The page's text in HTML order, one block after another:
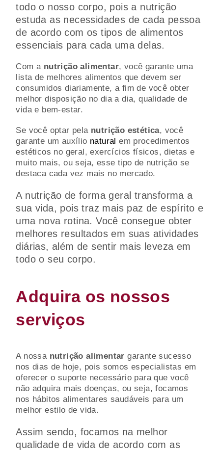
todo o nosso corpo, pois a nutrição
estuda as necessidades de cada pessoa
de acordo com os tipos de alimentos
essenciais para cada uma delas.
Com a nutrição alimentar, você garante uma
lista de melhores alimentos que devem ser
consumidos diariamente, a fim de você obter
melhor disposição no dia a dia, qualidade de
vida e bem-estar.
Se você optar pela nutrição estética, você
garante um auxílio natural em procedimentos
estéticos no geral, exercícios físicos, dietas e
muito mais, ou seja, esse tipo de nutrição se
destaca cada vez mais no mercado.
A nutrição de forma geral transforma a
sua vida, pois traz mais paz de espírito e
uma nova rotina. Você consegue obter
melhores resultados em suas atividades
diárias, além de sentir mais leveza em
todo o seu corpo.
Adquira os nossos
serviços
A nossa nutrição alimentargarante sucesso
nos dias de hoje, pois somos especialistas em
oferecer o suporte necessário para que você
não adquira mais doenças, ou seja, focamos
nos hábitos alimentares saudáveis para um
melhor estilo de vida.
Assim sendo, focamos na melhor
qualidade de vida de acordo com as